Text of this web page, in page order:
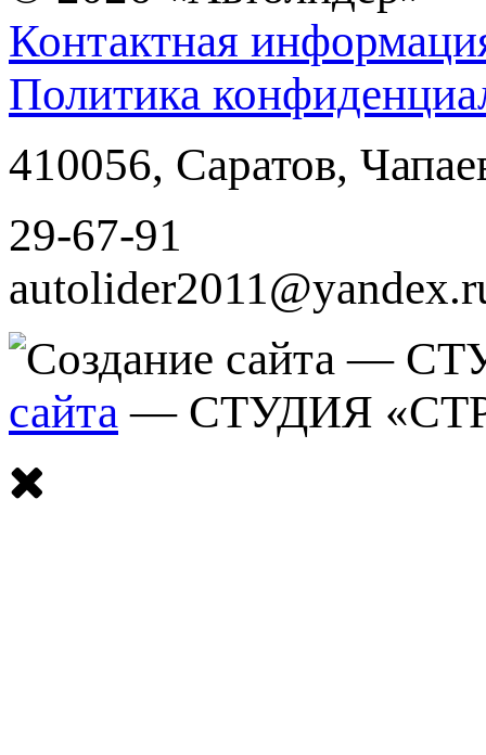
Контактная
Политика
410056, Саратов,
29-67-91
сайта — СТУДИЯ